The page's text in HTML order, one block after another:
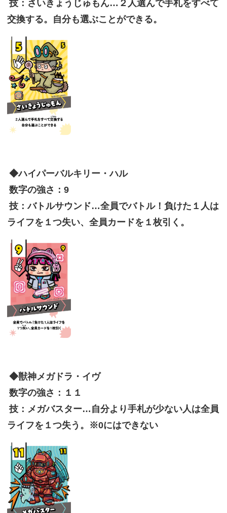
技：さいきょうじゅもん…２人選んで手札をすべて
交換する。自分も選ぶことができる。
◆ハイパーバルキリー・ハル
数字の強さ：9
技：バトルサウンド…全員でバトル！負けた１人は
ライフを１つ失い、全員カードを１枚引く。
◆獣神メガドラ・イヴ
数字の強さ：１１
技：メガバスター…自分より手札が少ない人は全員
ライフを１つ失う。※0にはできない